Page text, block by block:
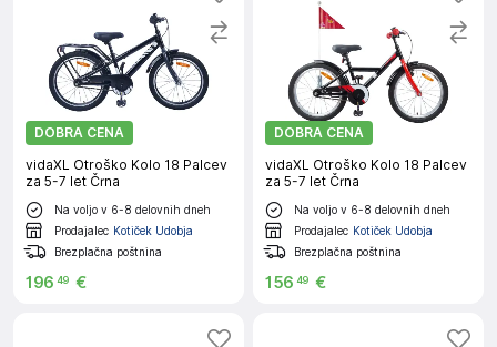
DOBRA CENA
vidaXL Otroško Kolo 18 Palcev
za 5-7 let Črna
Na voljo v 6-8 delovnih dneh
Prodajalec Kotiček Udobja
Brezplačna poštnina
196 49 €
DOBRA CENA
vidaXL Otroško Kolo 18 Palcev
za 5-7 let Črna
Na voljo v 6-8 delovnih dneh
Prodajalec Kotiček Udobja
Brezplačna poštnina
156 49 €